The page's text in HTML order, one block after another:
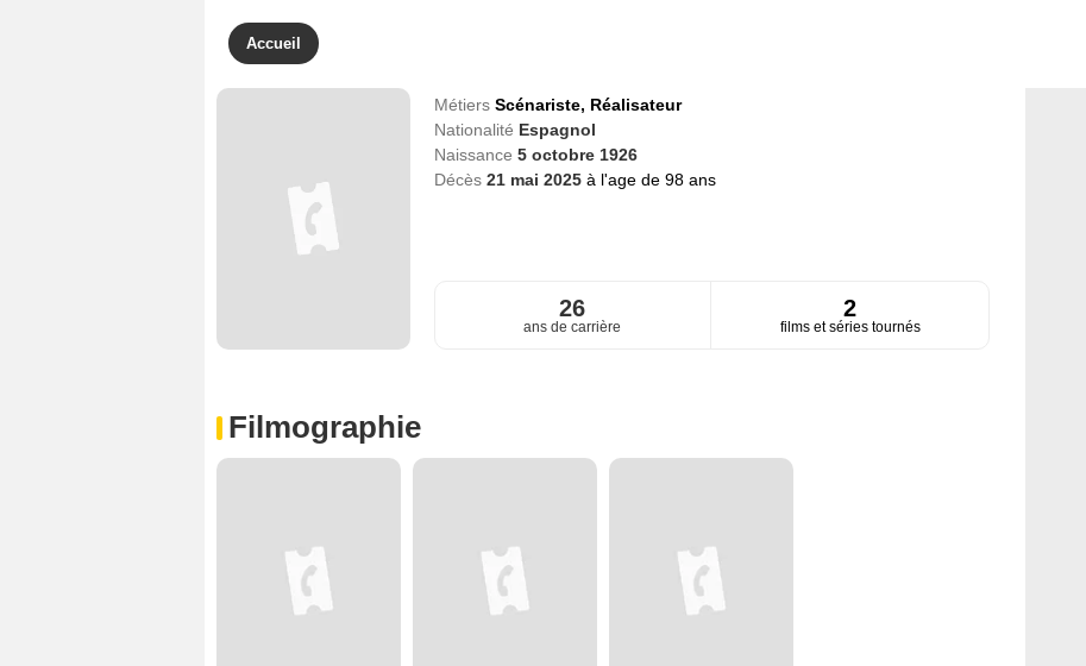
Accueil
Métiers Scénariste, Réalisateur
Nationalité Espagnol
Naissance 5 octobre 1926
Décès 21 mai 2025 à l'age de 98 ans
26
ans de carrière
2
films et séries tournés
Filmographie